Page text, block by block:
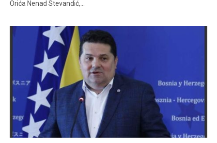
Orića Nenad Stevandić,…